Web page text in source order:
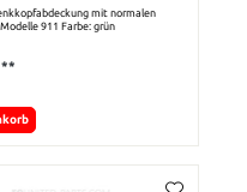
mit normalen
911 Farbe: grün